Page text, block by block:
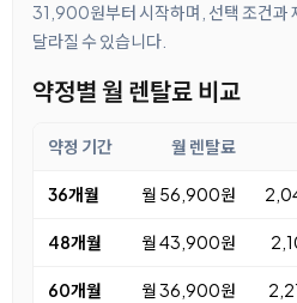
31,900원부터 시작하며, 선택 조건과
달라질 수 있습니다.
약정별 월 렌탈료 비교
약정 기간 월 렌탈료
36개월 월 56,900원
48개월 월 43,900원
60개월 월 36,900원